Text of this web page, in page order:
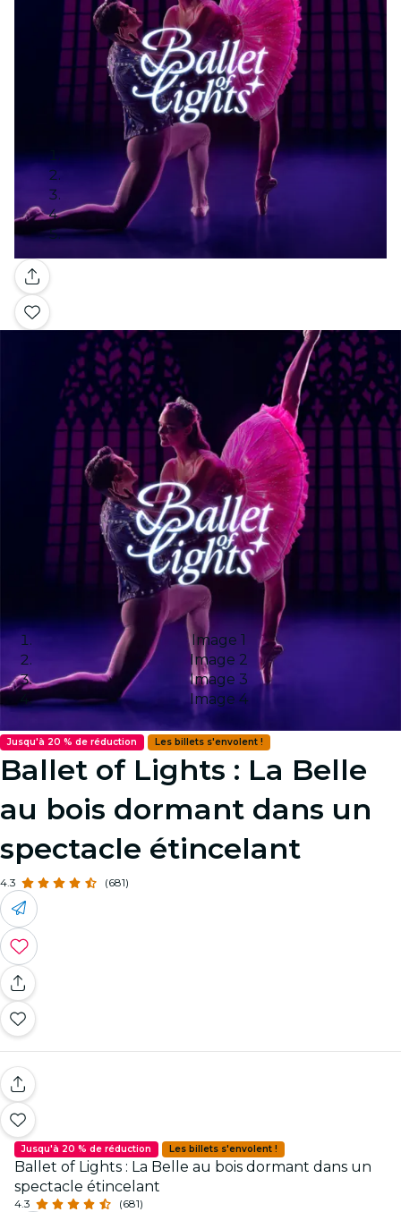
Galerie
Image 1
Image 2
Image 3
Image 4
Jusqu'à 20 % de réduction Les billets s'envolent !
Ballet of Lights : La Belle
au bois dormant dans un
spectacle étincelant
4.3 (681)
Jusqu'à 20 % de réduction Les billets s'envolent !
Ballet of Lights : La Belle au bois dormant dans un
spectacle étincelant
4.3 (681)